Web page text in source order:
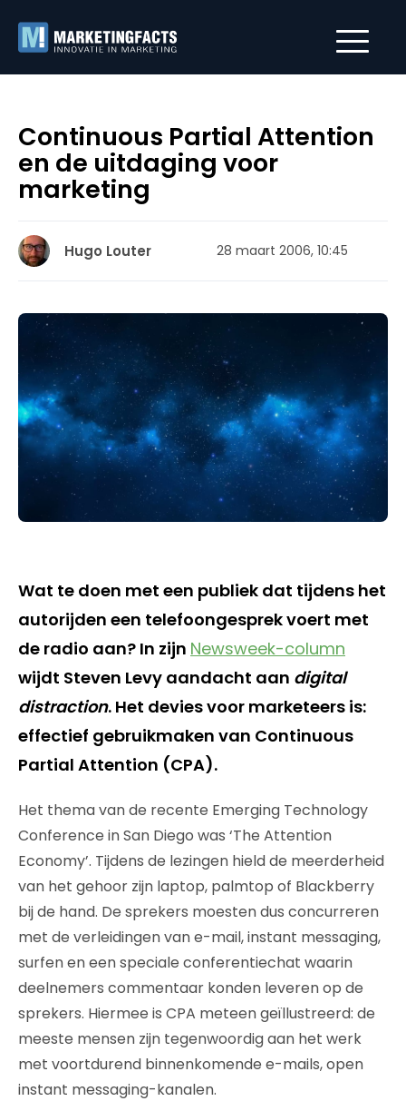
Continuous Partial Attention
en de uitdaging voor
marketing
Hugo Louter 28 maart 2006, 10:45
Wat te doen met een publiek dat tijdens het
autorijden een telefoongesprek voert met
de radio aan? In zijn Newsweek-column
wijdt Steven Levy aandacht aan digital
distraction. Het devies voor marketeers is:
effectief gebruikmaken van Continuous
Partial Attention (CPA).
Het thema van de recente Emerging Technology
Conference in San Diego was ‘The Attention
Economy’. Tijdens de lezingen hield de meerderheid
van het gehoor zijn laptop, palmtop of Blackberry
bij de hand. De sprekers moesten dus concurreren
met de verleidingen van e-mail, instant messaging,
surfen en een speciale conferentiechat waarin
deelnemers commentaar konden leveren op de
sprekers. Hiermee is CPA meteen geïllustreerd: de
meeste mensen zijn tegenwoordig aan het werk
met voortdurend binnenkomende e-mails, open
instant messaging-kanalen.